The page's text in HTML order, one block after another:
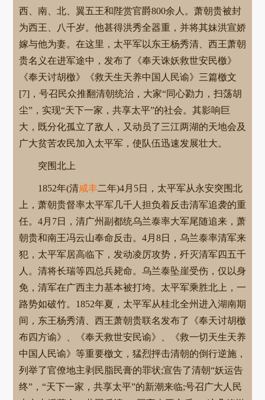
西、南、北、翼五王和陛赏官爵800余人。萧朝贵被封
为西王、八千岁。他甚得洪秀全器重，并将其妹洪宣娇
嫁与他为妻。在这里，太平军以东王杨秀清、西王萧朝
贵名义在进军途中，发布了《奉天诛妖救世安民檄》
《奉天讨胡檄》《救天生天养中国人民谕》三篇檄文
[7]，号召民众推翻清朝统治，大家“同心勠力，扫荡胡
尘”，实现“天下一家，共享太平”的社会。其影响巨
大，既分化孤立了敌人，又动员了三江两湖的天地会及
广大贫苦农民加入太平军，使队伍迅速发展壮大。
突围北上
1852年(清咸丰二年)4月5日，太平军从永安突围北
上，萧朝贵督率太平军几千人担负着反击清军追袭的重
任。4月7日，清广州副都统乌兰泰率大军尾随追来，萧
朝贵和南王冯云山奉命反击。4月8日，乌兰泰率清军来
犯，太平军居高临下，发动凌厉攻势，歼灭清军四五千
人。清将长瑞等四总兵毙命。乌兰泰坠崖受伤，仅以身
免，清军在广西主力基本被打垮。太平军乘胜北上，一
路势如破竹。1852年夏，太平军从桂北全州进入湖南期
间，东王杨秀清、西王萧朝贵联名发布了《奉天讨胡檄
布四方谕》、《奉天救世安民谕》、《救一切天生天养
中国人民谕》等重要檄文，猛烈抨击清朝的倒行逆施，
列举了官僚地主剥民脂民膏的罪状;宣告了清朝“妖运告
终”，“天下一家，共享太平”的新潮来临;号召广大人民